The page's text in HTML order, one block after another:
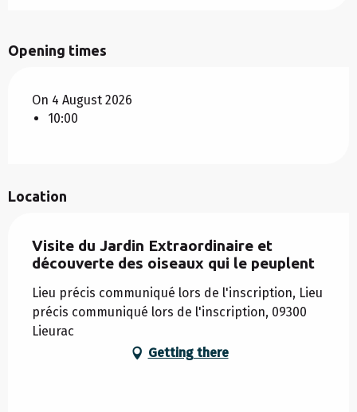
Opening times
On 4 August 2026
10:00
Location
Visite du Jardin Extraordinaire et
découverte des oiseaux qui le peuplent
Lieu précis communiqué lors de l'inscription, Lieu
précis communiqué lors de l'inscription, 09300
Lieurac
Getting there